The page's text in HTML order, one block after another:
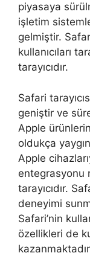
piyasaya
işletim
gelmiştir.
kullanıcıları
tarayıcıdır.
Safari
geniştir ve
Apple
oldukça
Apple
entegrasyonu
tarayıcıdır.
deneyimi
Safari’nin
özellikleri de